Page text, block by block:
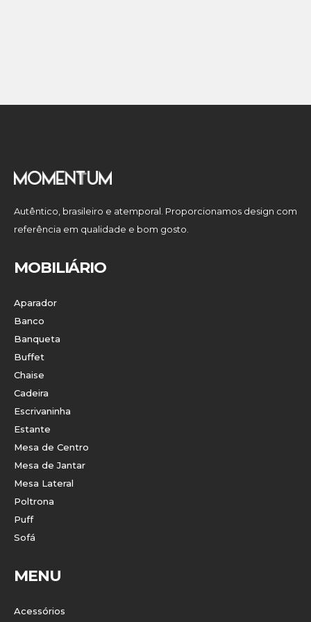
Autêntico, brasileiro e atemporal. Proporcionamos design com
referência em qualidade e bom gosto.
MOBILIÁRIO
Aparador
Banco
Banqueta
Buffet
Chaise
Cadeira
Escrivaninha
Estante
Mesa de Centro
Mesa de Jantar
Mesa Lateral
Poltrona
Puff
Sofá
MENU
Acessórios